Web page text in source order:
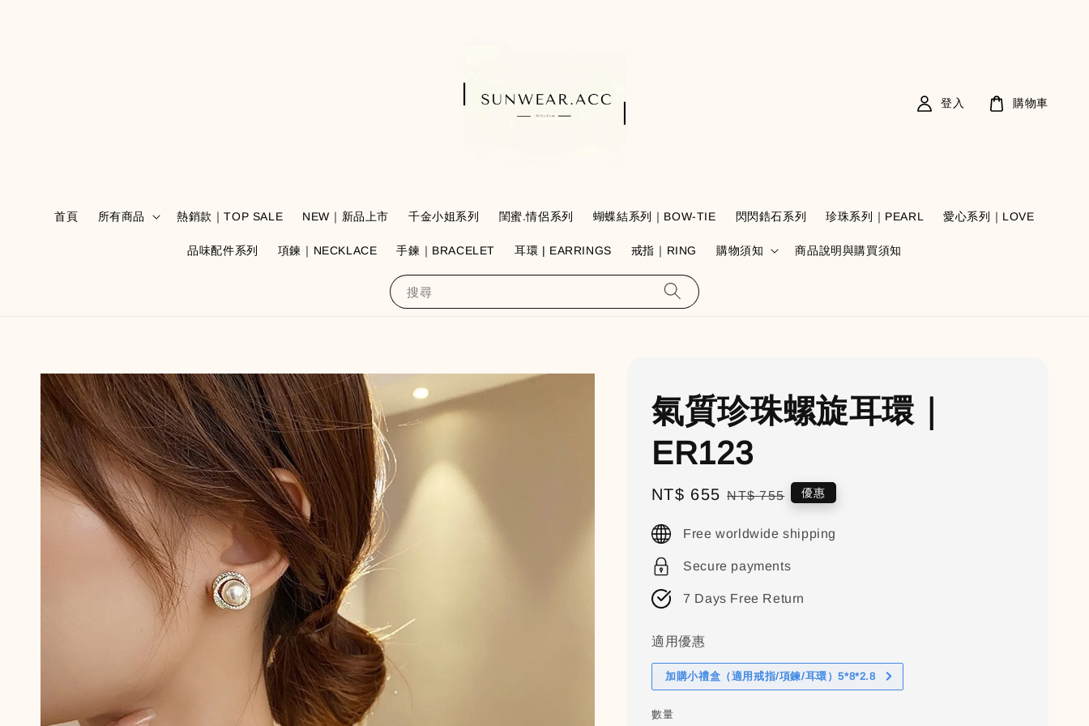
搜尋
首頁 所有商品 熱銷款｜TOP SALE NEW｜新品上市 千金小姐系列 閨蜜.情侶系列 蝴蝶結系列｜BOW-TIE 閃閃鋯石系列 珍珠系列｜PEARL 愛心系列｜LOVE
品味配件系列 項鍊｜NECKLACE 手鍊｜BRACELET 耳環 | EARRINGS 戒指｜RING 購物須知 商品說明與購買須知
登入 購物車
氣質珍珠螺旋耳環｜
ER123
Sale
NT$ 655 Regular
NT$ 755 優惠
Free worldwide shipping
Secure payments
7 Days Free Return
適用優惠
加購小禮盒（適用戒指/項鍊/耳環）5*8*2.8
數量